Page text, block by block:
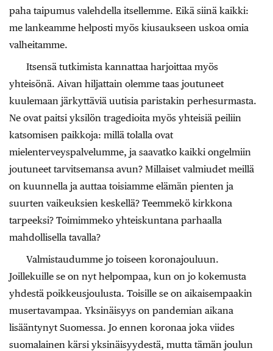
paha taipumus valehdella itsellemme. Eikä siinä kaikki:
me lankeamme helposti myös kiusaukseen uskoa omia
valheitamme.
Itsensä tutkimista kannattaa harjoittaa myös
yhteisönä. Aivan hiljattain olemme taas joutuneet
kuulemaan järkyttäviä uutisia paristakin perhesurmasta.
Ne ovat paitsi yksilön tragedioita myös yhteisiä peiliin
katsomisen paikkoja: millä tolalla ovat
mielenterveyspalvelumme, ja saavatko kaikki ongelmiin
joutuneet tarvitsemansa avun? Millaiset valmiudet meillä
on kuunnella ja auttaa toisiamme elämän pienten ja
suurten vaikeuksien keskellä? Teemmekö kirkkona
tarpeeksi? Toimimmeko yhteiskuntana parhaalla
mahdollisella tavalla?
Valmistaudumme jo toiseen koronajouluun.
Joillekuille se on nyt helpompaa, kun on jo kokemusta
yhdestä poikkeusjoulusta. Toisille se on aikaisempaakin
musertavampaa. ­Yksinäisyys on pandemian aikana
lisääntynyt Suomessa. Jo ennen koronaa joka viides
suomalainen kärsi yksinäisyydestä, mutta tämän joulun